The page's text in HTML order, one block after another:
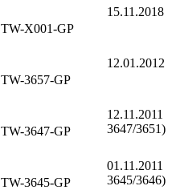
TW-X001-GP
15.11.2018
TW-3657-GP
12.01.2012
TW-3647-GP
12.11.2011
3647/3651)
TW-3645-GP
01.11.2011
3645/3646)